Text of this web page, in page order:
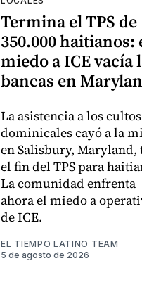
Termina el TPS de
350.000 haitianos:
miedo a ICE vacía
bancas en
La asistencia a los cultos
dominicales cayó a la
en Salisbury, Maryland,
el fin del TPS para
La comunidad enfrenta
ahora el miedo a
de ICE.
EL TIEMPO LATINO TEAM
5 de agosto de 2026